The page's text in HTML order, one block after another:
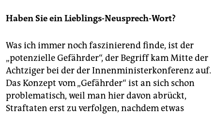
Haben Sie ein Lieblings-Neusprech-Wort?
Was ich immer noch faszinierend finde, ist der
„potenzielle Gefährder“, der Begriff kam Mitte der
Achtziger bei der der Innenministerkonferenz auf.
Das Konzept vom „Gefährder“ ist an sich schon
problematisch, weil man hier davon abrückt,
Straftaten erst zu verfolgen, nachdem etwas